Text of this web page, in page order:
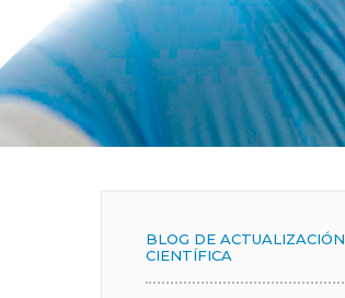
BLOG DE ACTUALIZACIÓN
CIENTÍFICA